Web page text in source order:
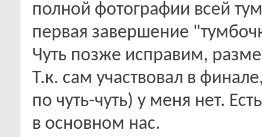
полной фотографии всей
первая завершение
Чуть позже исправим,
Т.к. сам участвовал в
по чуть-чуть) у меня нет.
в основном нас.